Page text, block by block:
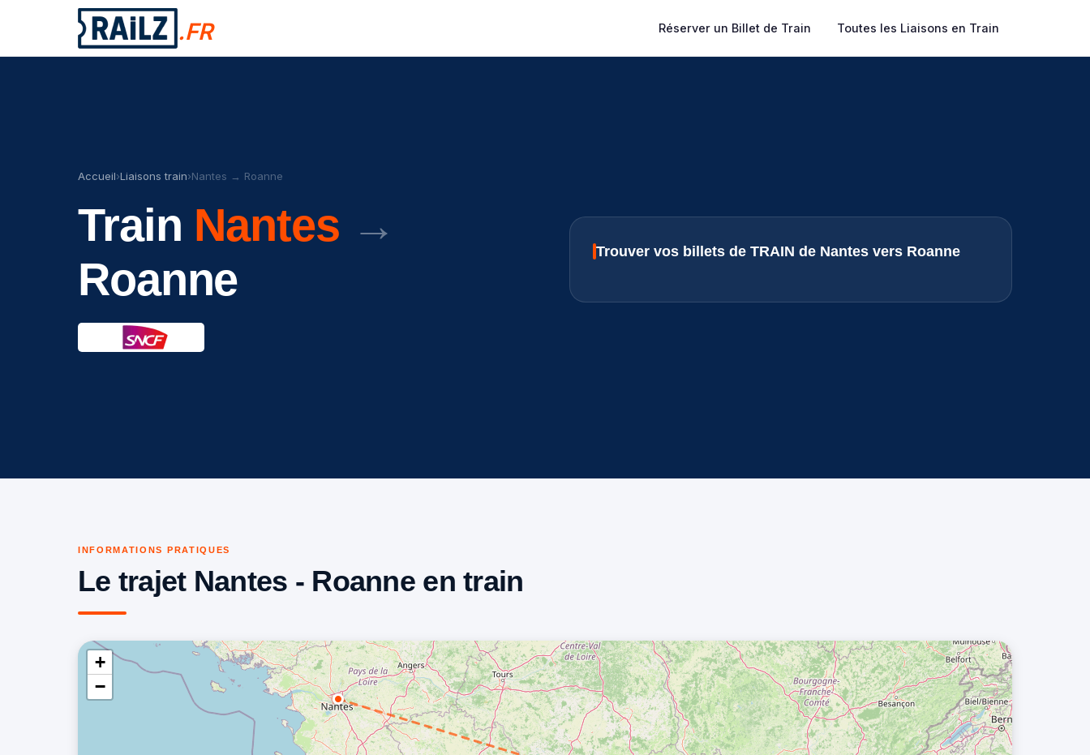
.FR Réserver un Billet de Train Toutes les Liaisons en Train
Accueil›Liaisons train›Nantes → Roanne
Train Nantes →
Roanne
Trouver vos billets de TRAIN de Nantes vers Roanne
INFORMATIONS PRATIQUES
Le trajet Nantes - Roanne en train
+
−